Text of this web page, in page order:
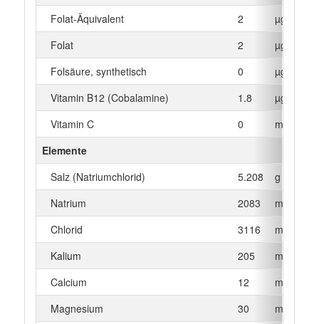
Folat-Äquivalent
2
µg
Folat
2
µg
Folsäure, synthetisch
0
µg
Vitamin B12 (Cobalamine)
1.8
µg
Vitamin C
0
mg
Elemente
Salz (Natriumchlorid)
5.208
g
Natrium
2083
mg
Chlorid
3116
mg
Kalium
205
mg
Calcium
12
mg
Magnesium
30
mg